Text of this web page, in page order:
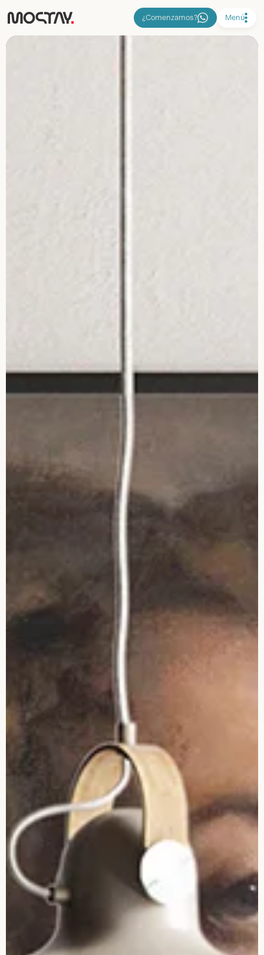
¿Comenzamos? Menú